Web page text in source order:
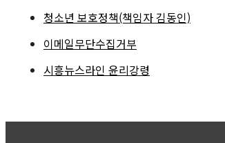
청소년 보호정책(책임자 김동인)
이메일무단수집거부
시흥뉴스라인 윤리강령